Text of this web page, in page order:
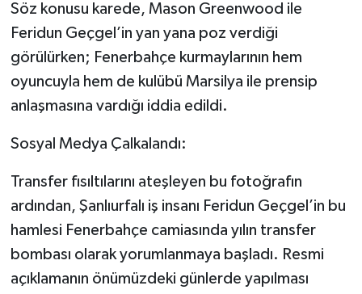
​Söz konusu karede, Mason Greenwood ile
Feridun Geçgel’in yan yana poz verdiği
görülürken; Fenerbahçe kurmaylarının hem
oyuncuyla hem de kulübü Marsilya ile prensip
anlaşmasına vardığı iddia edildi.
​Sosyal Medya Çalkalandı:
Transfer fısıltılarını ateşleyen bu fotoğrafın
ardından, Şanlıurfalı iş insanı Feridun Geçgel’in bu
hamlesi Fenerbahçe camiasında yılın transfer
bombası olarak yorumlanmaya başladı. Resmi
açıklamanın önümüzdeki günlerde yapılması